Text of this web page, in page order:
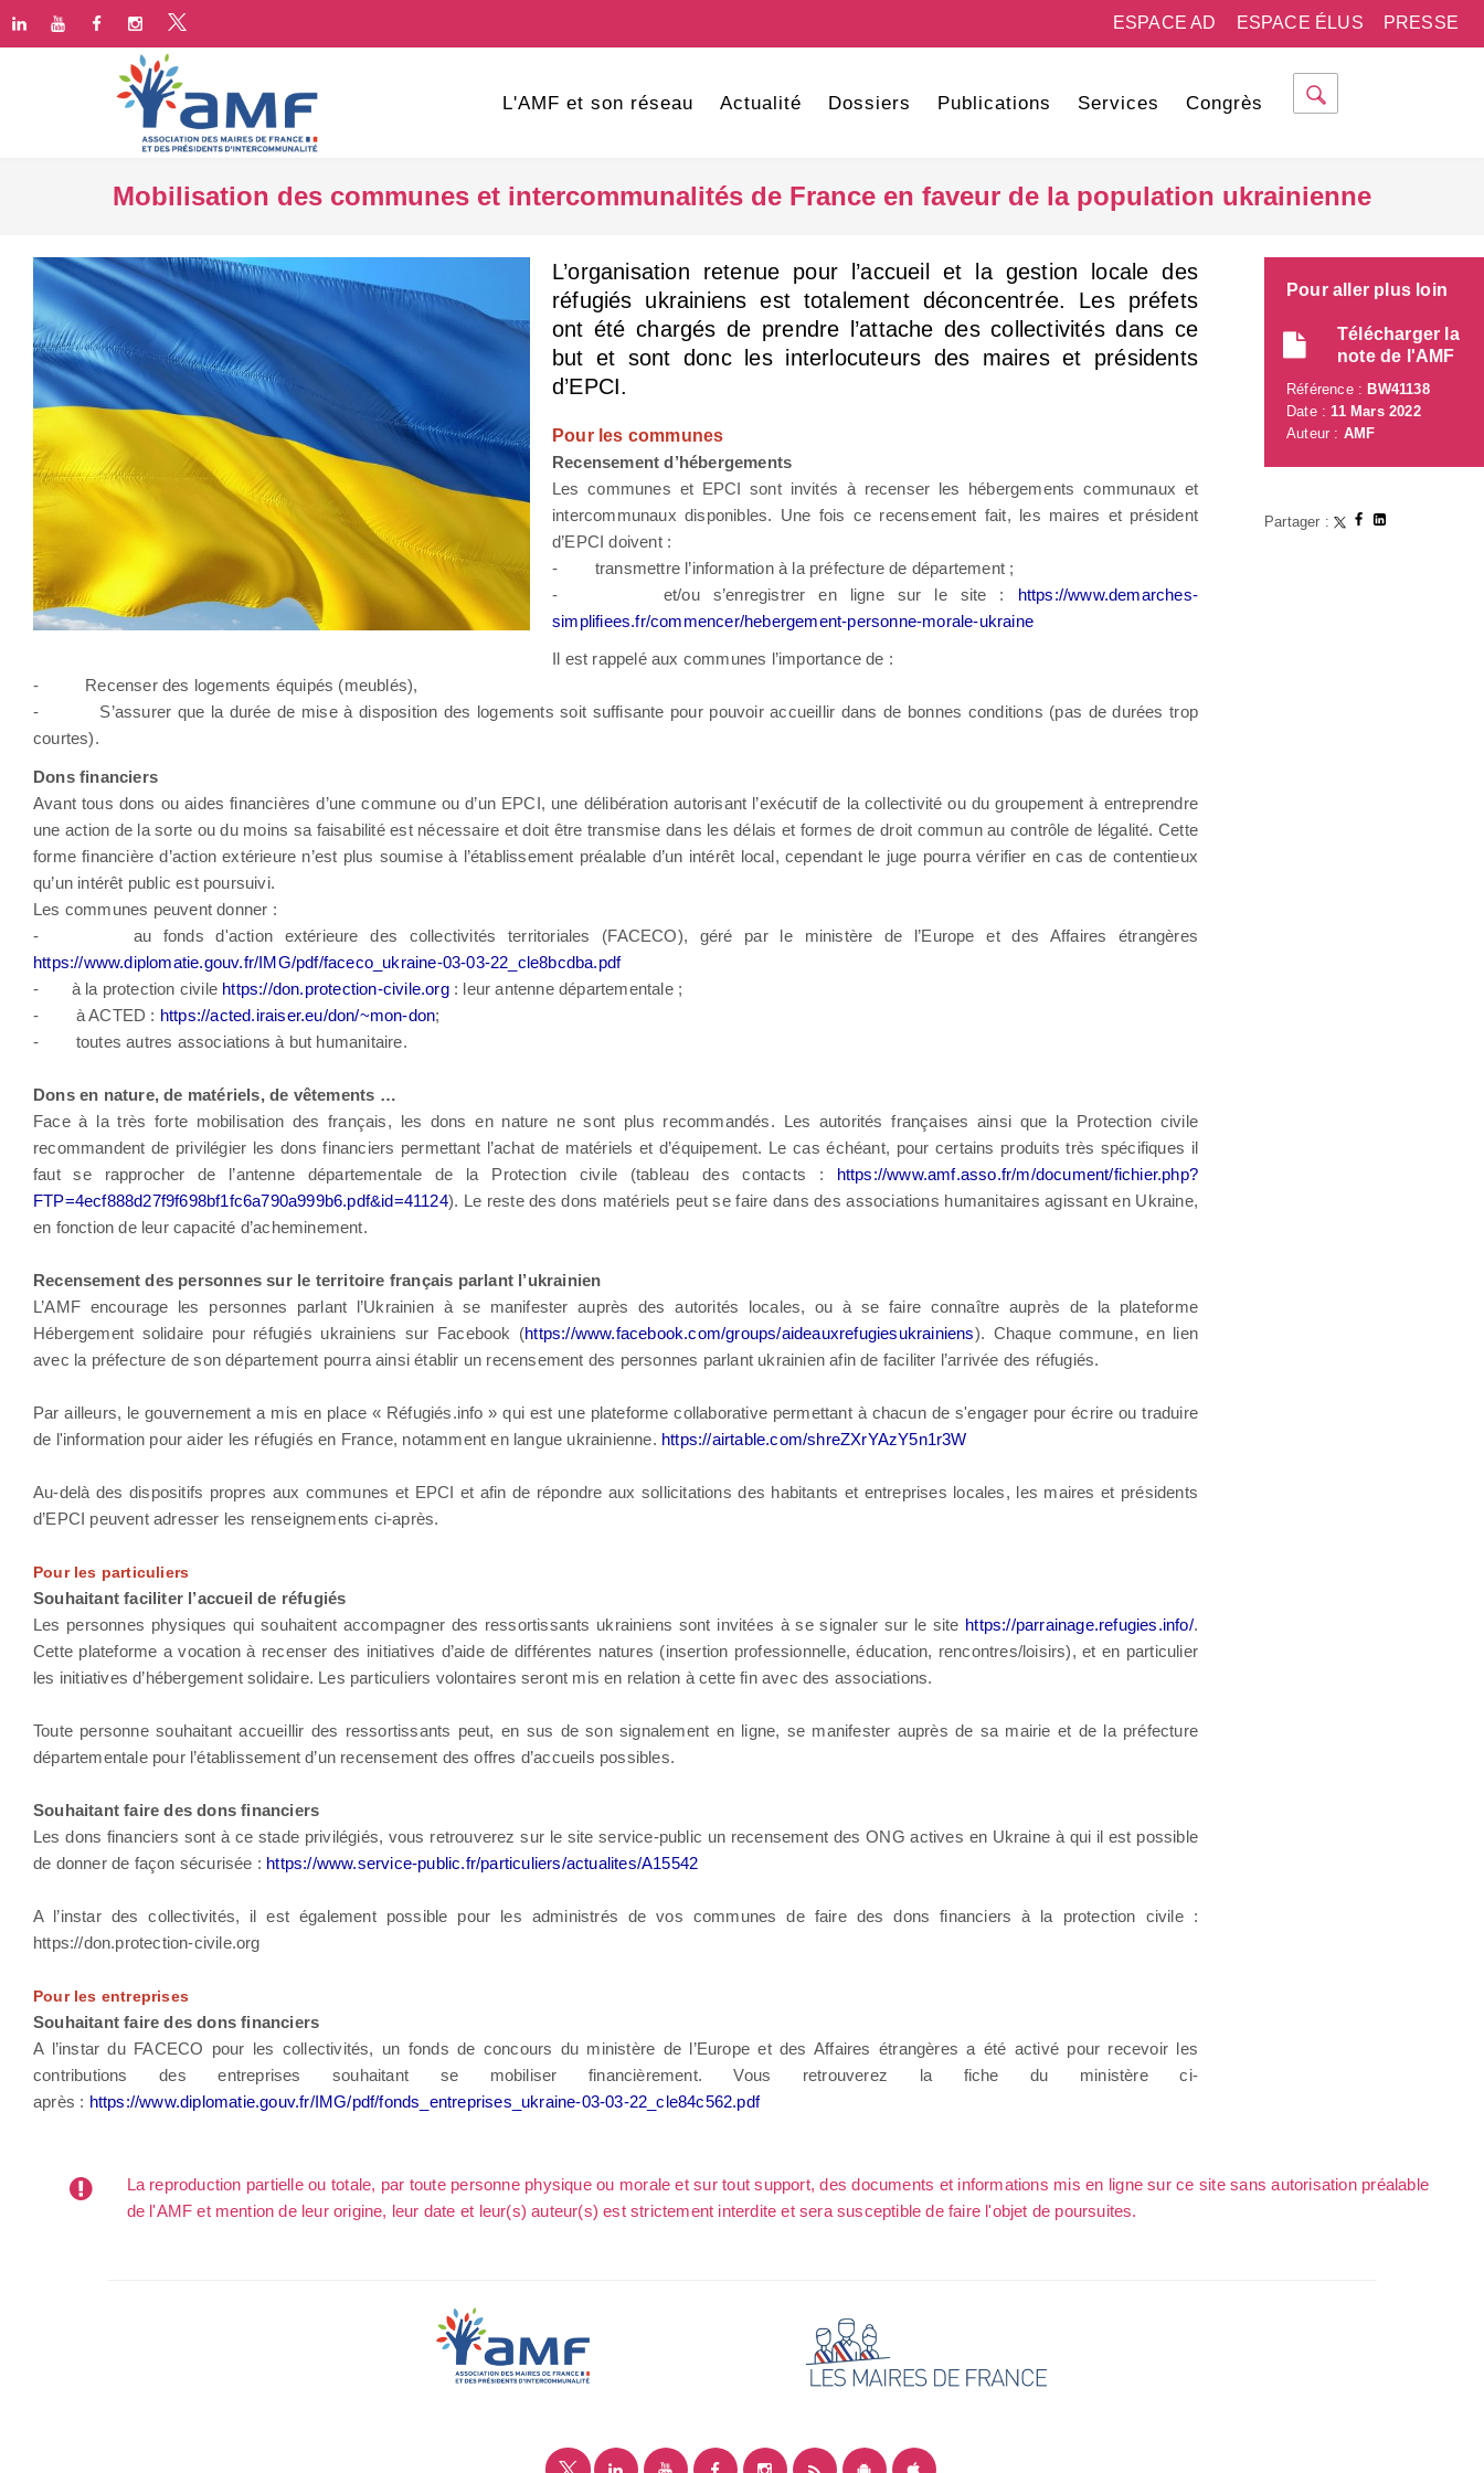
PRESSE
ESPACE ÉLUS
ESPACE AD
L'AMF et son réseau Actualité Dossiers Publications Services Congrès
Mobilisation des communes et intercommunalités de France en faveur de la population ukrainienne
L’organisation retenue pour l’accueil et la gestion locale des
réfugiés ukrainiens est totalement déconcentrée. Les préfets
ont été chargés de prendre l’attache des collectivités dans ce
but et sont donc les interlocuteurs des maires et présidents
d’EPCI.
Pour les communes
Recensement d’hébergements
Les communes et EPCI sont invités à recenser les hébergements communaux et
intercommunaux disponibles. Une fois ce recensement fait, les maires et président
d’EPCI doivent :
- transmettre l’information à la préfecture de département ;
- et/ou s’enregistrer en ligne sur le site : https://www.demarches-
simplifiees.fr/commencer/hebergement-personne-morale-ukraine
Il est rappelé aux communes l’importance de :
- Recenser des logements équipés (meublés),
- S’assurer que la durée de mise à disposition des logements soit suffisante pour pouvoir accueillir dans de bonnes conditions (pas de durées trop
courtes).
Dons financiers
Avant tous dons ou aides financières d’une commune ou d’un EPCI, une délibération autorisant l’exécutif de la collectivité ou du groupement à entreprendre
une action de la sorte ou du moins sa faisabilité est nécessaire et doit être transmise dans les délais et formes de droit commun au contrôle de légalité. Cette
forme financière d’action extérieure n’est plus soumise à l’établissement préalable d’un intérêt local, cependant le juge pourra vérifier en cas de contentieux
qu’un intérêt public est poursuivi.
Les communes peuvent donner :
- au fonds d'action extérieure des collectivités territoriales (FACECO), géré par le ministère de l’Europe et des Affaires étrangères
https://www.diplomatie.gouv.fr/IMG/pdf/faceco_ukraine-03-03-22_cle8bcdba.pdf
- à la protection civile https://don.protection-civile.org: leur antenne départementale ;
- à ACTED : https://acted.iraiser.eu/don/~mon-don;
- toutes autres associations à but humanitaire.
Dons en nature, de matériels, de vêtements …
Face à la très forte mobilisation des français, les dons en nature ne sont plus recommandés. Les autorités françaises ainsi que la Protection civile
recommandent de privilégier les dons financiers permettant l’achat de matériels et d’équipement. Le cas échéant, pour certains produits très spécifiques il
faut se rapprocher de l’antenne départementale de la Protection civile (tableau des contacts : https://www.amf.asso.fr/m/document/fichier.php?
FTP=4ecf888d27f9f698bf1fc6a790a999b6.pdf&id=41124). Le reste des dons matériels peut se faire dans des associations humanitaires agissant en Ukraine,
en fonction de leur capacité d’acheminement.
Recensement des personnes sur le territoire français parlant l’ukrainien
L’AMF encourage les personnes parlant l’Ukrainien à se manifester auprès des autorités locales, ou à se faire connaître auprès de la plateforme
Hébergement solidaire pour réfugiés ukrainiens sur Facebook (https://www.facebook.com/groups/aideauxrefugiesukrainiens). Chaque commune, en lien
avec la préfecture de son département pourra ainsi établir un recensement des personnes parlant ukrainien afin de faciliter l’arrivée des réfugiés.
Par ailleurs, le gouvernement a mis en place « Réfugiés.info » qui est une plateforme collaborative permettant à chacun de s'engager pour écrire ou traduire
de l'information pour aider les réfugiés en France, notamment en langue ukrainienne. https://airtable.com/shreZXrYAzY5n1r3W
Au-delà des dispositifs propres aux communes et EPCI et afin de répondre aux sollicitations des habitants et entreprises locales, les maires et présidents
d’EPCI peuvent adresser les renseignements ci-après.
Pour les particuliers
Souhaitant faciliter l’accueil de réfugiés
Les personnes physiques qui souhaitent accompagner des ressortissants ukrainiens sont invitées à se signaler sur le site https://parrainage.refugies.info/.
Cette plateforme a vocation à recenser des initiatives d’aide de différentes natures (insertion professionnelle, éducation, rencontres/loisirs), et en particulier
les initiatives d’hébergement solidaire. Les particuliers volontaires seront mis en relation à cette fin avec des associations.
Toute personne souhaitant accueillir des ressortissants peut, en sus de son signalement en ligne, se manifester auprès de sa mairie et de la préfecture
départementale pour l’établissement d’un recensement des offres d’accueils possibles.
Souhaitant faire des dons financiers
Les dons financiers sont à ce stade privilégiés, vous retrouverez sur le site service-public un recensement des ONG actives en Ukraine à qui il est possible
de donner de façon sécurisée : https://www.service-public.fr/particuliers/actualites/A15542
A l’instar des collectivités, il est également possible pour les administrés de vos communes de faire des dons financiers à la protection civile :
https://don.protection-civile.org
Pour les entreprises
Souhaitant faire des dons financiers
A l’instar du FACECO pour les collectivités, un fonds de concours du ministère de l’Europe et des Affaires étrangères a été activé pour recevoir les
contributions des entreprises souhaitant se mobiliser financièrement. Vous retrouverez la fiche du ministère ci-
après : https://www.diplomatie.gouv.fr/IMG/pdf/fonds_entreprises_ukraine-03-03-22_cle84c562.pdf
Pour aller plus loin
Télécharger la
note de l'AMF
Référence : BW41138
Date :11 Mars 2022
Auteur : AMF
Partager :
La reproduction partielle ou totale, par toute personne physique ou morale et sur tout support, des documents et informations mis en ligne sur ce site sans autorisation préalable
de l'AMF et mention de leur origine, leur date et leur(s) auteur(s) est strictement interdite et sera susceptible de faire l'objet de poursuites.